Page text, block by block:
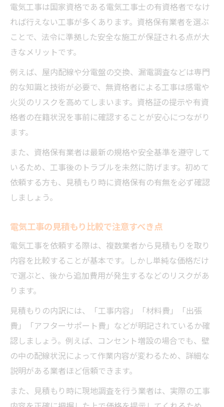
電気工事は国家資格である電気工事士の有資格者でなけ
れば行えない工事が多くあります。資格保有業者を選ぶ
ことで、法令に準拠した安全な施工が保証される点が大
きなメリットです。
例えば、屋内配線や分電盤の交換、漏電調査などは専門
的な知識と技術が必要で、無資格者による工事は感電や
火災のリスクを高めてしまいます。資格証の提示や有資
格者の在籍状況を事前に確認することが安心につながり
ます。
また、資格保有業者は最新の規格や安全基準を遵守して
いるため、工事後のトラブルを未然に防げます。初めて
依頼する方も、見積もり時に資格保有の有無を必ず確認
しましょう。
電気工事の見積もり比較で注意すべき点
電気工事を依頼する際は、複数業者から見積もりを取り
内容を比較することが基本です。しかし単純な価格だけ
で選ぶと、後から追加費用が発生するなどのリスクがあ
ります。
見積もりの内訳には、「工事内容」「材料費」「出張
費」「アフターサポート費」などが明記されているか確
認しましょう。例えば、コンセント増設の場合でも、壁
の中の配線状況によって作業内容が変わるため、詳細な
説明がある業者ほど信頼できます。
また、見積もり時に現地調査を行う業者は、実際の工事